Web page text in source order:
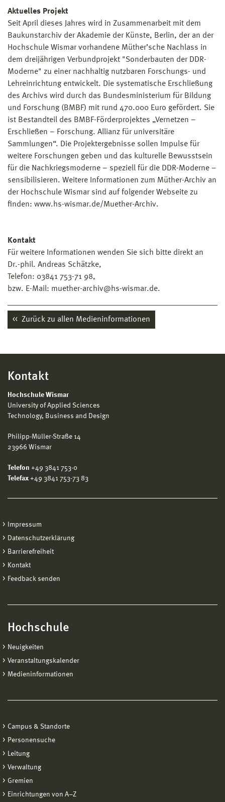
Aktuelles Projekt
Seit April dieses Jahres wird in Zusammenarbeit mit dem
Baukunstarchiv der Akademie der Künste, Berlin, der an der
Hochschule Wismar vorhandene Müther’sche Nachlass in
dem dreijährigen Verbundprojekt "Sonderbauten der DDR-
Moderne" zu einer nachhaltig nutzbaren Forschungs- und
Lehreinrichtung entwickelt. Die systematische Erschließung
des Archivs wird durch das Bundesministerium für Bildung
und Forschung (BMBF) mit rund 470.000 Euro gefördert. Sie
ist Bestandteil des BMBF-Förderprojektes „Vernetzen –
Erschließen – Forschung. Allianz für universitäre
Sammlungen“. Die Projektergebnisse sollen Impulse für
weitere Forschungen geben und das kulturelle Bewusstsein
für die Nachkriegsmoderne – speziell für die DDR-Moderne –
sensibilisieren. Weitere Informationen zum Müther-Archiv an
der Hochschule Wismar sind auf folgender Webseite zu
finden: www.hs-wismar.de/Muether-Archiv.
Kontakt
Für weitere Informationen wenden Sie sich bitte direkt an
Dr.-phil. Andreas Schätzke,
Telefon: 03841 753-71 98,
bzw. E-Mail: muether-archiv@hs-wismar.de.
Zurück zu allen Medieninformationen
Kontakt
Hochschule Wismar
University of Applied Sciences
Technology, Business and Design
Philipp-Müller-Straße 14
23966 Wismar
Telefon +49 3841 753-0
Telefax +49 3841 753-73 83
Impressum
Datenschutzerklärung
Barrierefreiheit
Kontakt
Feedback senden
Hochschule
Neuigkeiten
Veranstaltungskalender
Medieninformationen
Campus & Standorte
Personensuche
Leitung
Verwaltung
Gremien
Einrichtungen von A−Z